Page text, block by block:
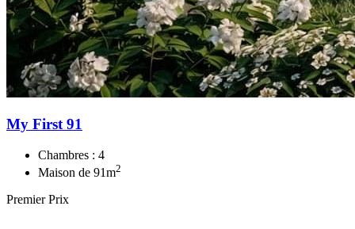
My First 91
Chambres : 4
Maison de 91m2
Premier Prix